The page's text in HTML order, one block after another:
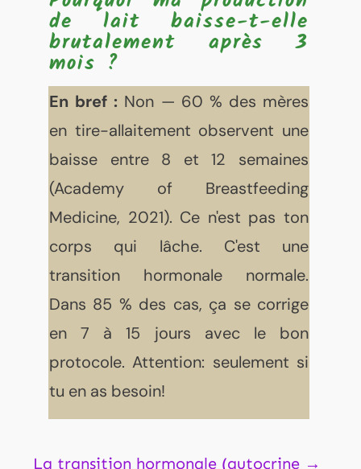
de lait baisse-t-elle
brutalement après 3
mois ?
En bref : Non — 60 % des mères
en tire-allaitement observent une
baisse entre 8 et 12 semaines
(Academy of Breastfeeding
Medicine, 2021). Ce n'est pas ton
corps qui lâche. C'est une
transition hormonale normale.
Dans 85 % des cas, ça se corrige
en 7 à 15 jours avec le bon
protocole. Attention: seulement si
tu en as besoin!
La transition hormonale (autocrine →